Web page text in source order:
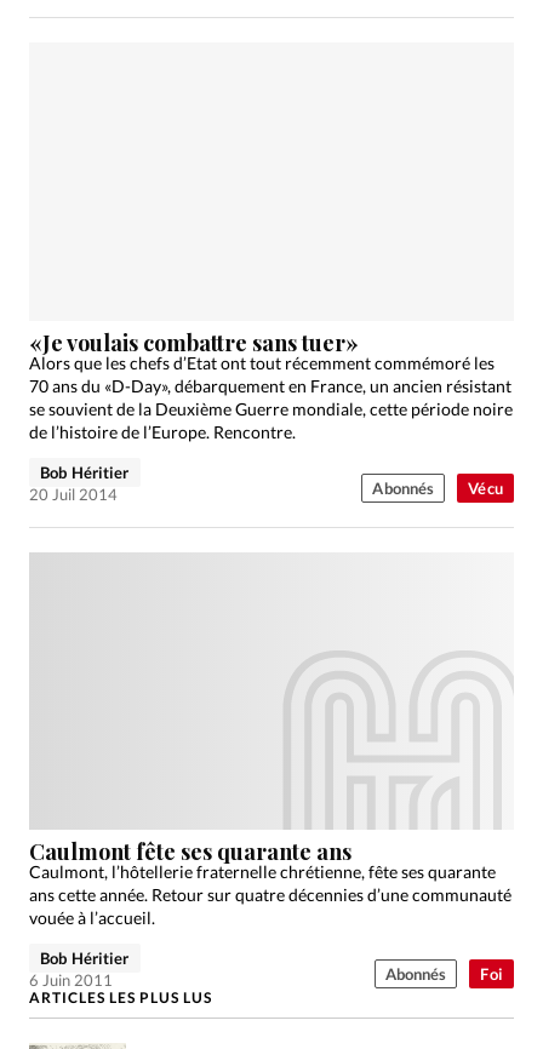
Vécu
«Je voulais combattre sans tuer»
Alors que les chefs d’Etat ont tout récemment commémoré les
70 ans du «D-Day», débarquement en France, un ancien résistant
se souvient de la Deuxième Guerre mondiale, cette période noire
de l’histoire de l’Europe. Rencontre.
Bob Héritier
20 Juil 2014
Abonnés
Foi
Caulmont fête ses quarante ans
Caulmont, l’hôtellerie fraternelle chrétienne, fête ses quarante
ans cette année. Retour sur quatre décennies d’une communauté
vouée à l’accueil.
Bob Héritier
6 Juin 2011
Abonnés
ARTICLES LES PLUS LUS